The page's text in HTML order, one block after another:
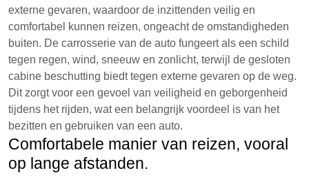
externe gevaren, waardoor de inzittenden veilig en
comfortabel kunnen reizen, ongeacht de omstandigheden
buiten. De carrosserie van de auto fungeert als een schild
tegen regen, wind, sneeuw en zonlicht, terwijl de gesloten
cabine beschutting biedt tegen externe gevaren op de weg.
Dit zorgt voor een gevoel van veiligheid en geborgenheid
tijdens het rijden, wat een belangrijk voordeel is van het
bezitten en gebruiken van een auto.
Comfortabele manier van reizen, vooral
op lange afstanden.